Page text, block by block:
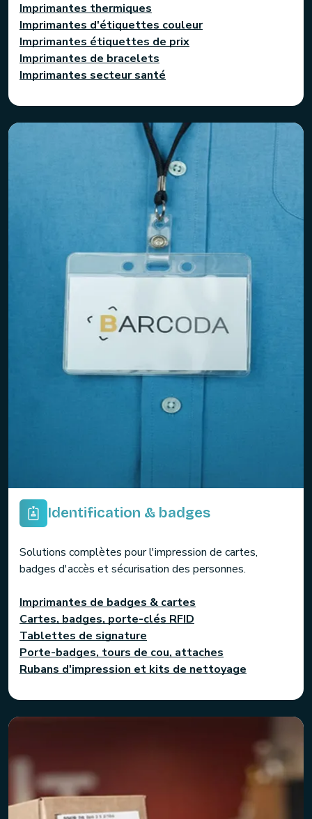
Imprimantes thermiques
Imprimantes d'étiquettes couleur
Imprimantes étiquettes de prix
Imprimantes de bracelets
Imprimantes secteur santé
Identification & badges
Solutions complètes pour l'impression de cartes,
badges d'accès et sécurisation des personnes.
Imprimantes de badges & cartes
Cartes, badges, porte-clés RFID
Tablettes de signature
Porte-badges, tours de cou, attaches
Rubans d'impression et kits de nettoyage